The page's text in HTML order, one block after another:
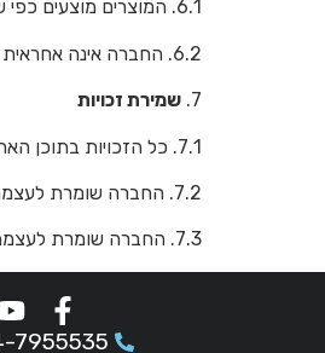
6.1. המוצרים מוצעים כפי שהם, והחברה לא תישא באחריות לכל נזק ישיר, עקיף, תוצאתי או אחר הנגרם משימוש במוצרים או מאי-שימוש בהם.
6.2. החברה אינה אחראית לטעויות טכניות, תקלות במערכת או לפעילות בלתי מורשית שנוגדת את ההצהרות או את התקנון.
7. שמירת זכויות
7.1. כל הזכויות בתוכן האתר, לעיצוב, לתמונות, ולתוכן השיווק שייכות לחברה או לבעלי הזכויות שלה. אין לעשות בהם כל שימוש ללא אישור מפורש מראש.
7.2. החברה שומרת לעצמה את הזכות לשנות את התוכן, התמחור, ומבנה האתר בכל עת, ללא צורך בהודעה מראש.
7.3. החברה שומרת לעצמה את הזכות לבטל, להשעות, או לשנות הזמנות או שדות עסקה במקרים של הטעיה, שימוש לרעה, הפרה של התקנון או הפעלה של פעילות בלתי חוקית.
7955535